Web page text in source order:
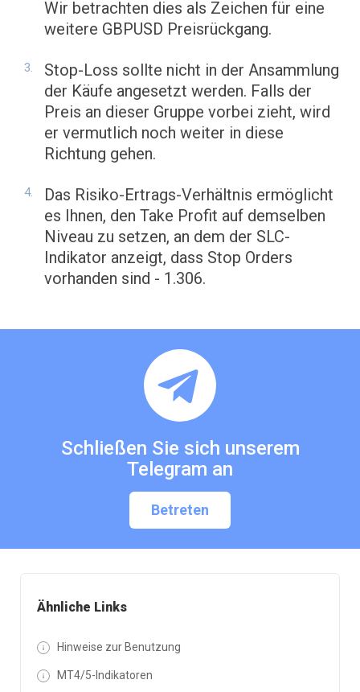
Ähnliche Links
Hinweise zur Benutzung
MT4/5-Indikatoren
Wir betrachten dies als Zeichen für eine
weitere GBPUSD Preisrückgang.
Stop-Loss sollte nicht in der Ansammlung
der Käufe angesetzt werden. Falls der
Preis an dieser Gruppe vorbei zieht, wird
er vermutlich noch weiter in diese
Richtung gehen.
Das Risiko-Ertrags-Verhältnis ermöglicht
es Ihnen, den Take Profit auf demselben
Niveau zu setzen, an dem der SLC-
Indikator anzeigt, dass Stop Orders
vorhanden sind - 1.306.
Schließen Sie sich unserem
Telegram an
Betreten